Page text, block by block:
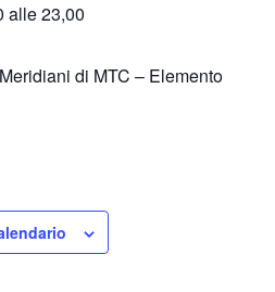
alle 23,00
di MTC – Elemento